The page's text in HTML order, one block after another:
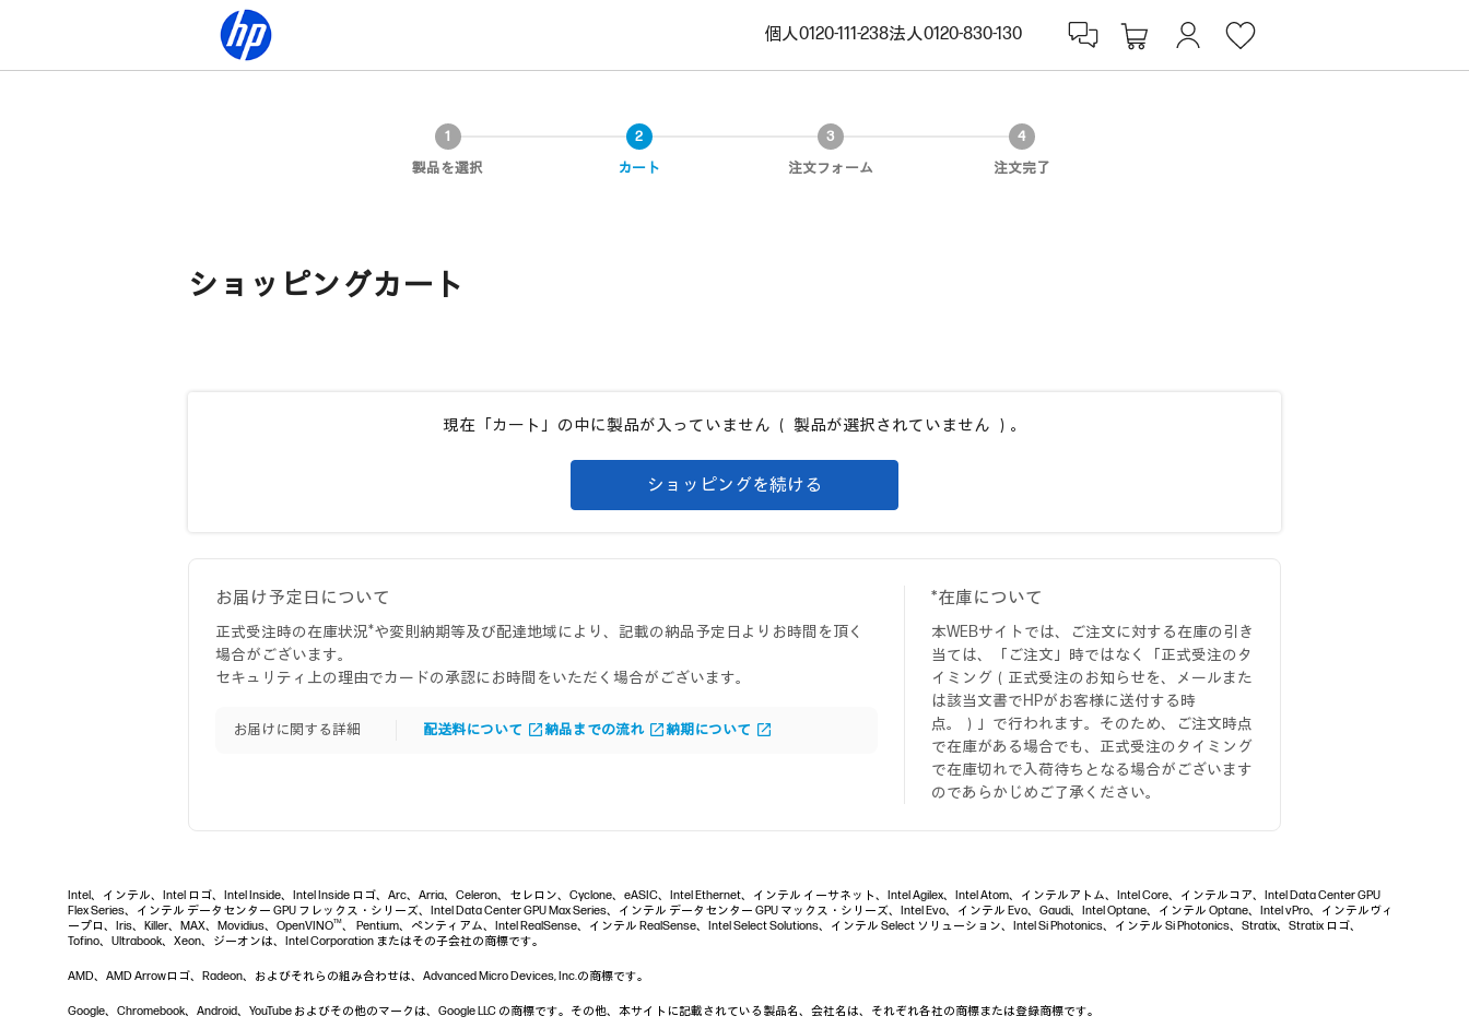
個人0120-111-238法人0120-830-130
製品を選択 カート 注文フォーム 注文完了
ショッピングカート
現在「カート」の中に製品が入っていません （ 製品が選択されていません ）。
ショッピングを続ける
お届け予定日について
正式受注時の在庫状況*や変則納期等及び配達地域により、記載の納品予定日よりお時間を頂く
場合がございます。
セキュリティ上の理由でカードの承認にお時間をいただく場合がございます。
お届けに関する詳細 配送料について 納品までの流れ 納期について
*在庫について
本WEBサイトでは、ご注文に対する在庫の引き
当ては、「ご注文」時ではなく「正式受注のタ
イミング（正式受注のお知らせを、メールまた
は該当文書でHPがお客様に送付する時
点。）」で行われます。そのため、ご注文時点
で在庫がある場合でも、正式受注のタイミング
で在庫切れで入荷待ちとなる場合がございます
のであらかじめご了承ください。
Intel、インテル、Intel ロゴ、Intel Inside、Intel Inside ロゴ、Arc、Arria、Celeron、セレロン、Cyclone、eASIC、Intel Ethernet、インテル イーサネット、Intel Agilex、Intel Atom、インテルアトム、Intel Core、インテルコア、Intel Data Center GPU
Flex Series、インテル データセンター GPU フレックス・シリーズ、Intel Data Center GPU Max Series、インテル データセンター GPU マックス・シリーズ、Intel Evo、インテル Evo、Gaudi、Intel Optane、インテル Optane、Intel vPro、インテルヴィ
ープロ、Iris、Killer、MAX、Movidius、OpenVINOTM、 Pentium、ペンティアム、Intel RealSense、インテル RealSense、Intel Select Solutions、インテル Select ソリューション、Intel Si Photonics、インテル Si Photonics、Stratix、Stratix ロゴ、
Tofino、Ultrabook、Xeon、ジーオンは、Intel Corporation またはその子会社の商標です。
AMD、AMD Arrowロゴ、Radeon、およびそれらの組み合わせは、Advanced Micro Devices, Inc.の商標です。
Google、Chromebook、Android、YouTube およびその他のマークは、Google LLC の商標です。その他、本サイトに記載されている製品名、会社名は、それぞれ各社の商標または登録商標です。